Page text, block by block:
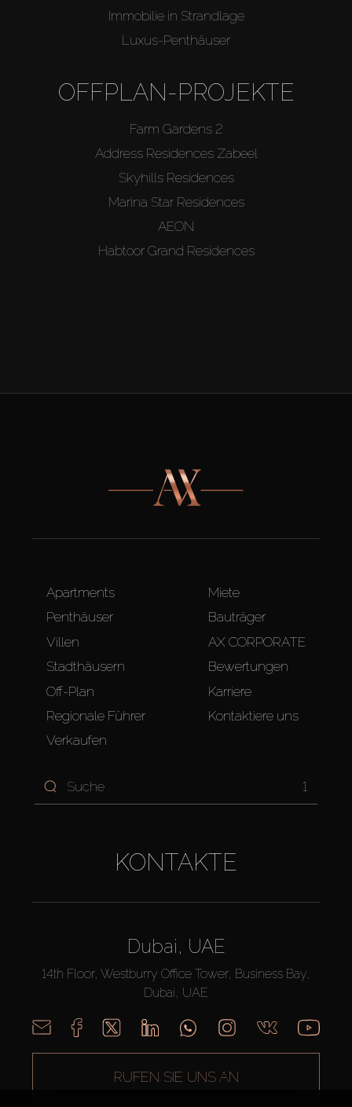
Immobilie in Strandlage
Luxus-Penthäuser
OFFPLAN-PROJEKTE
Farm Gardens 2
Address Residences Zabeel
Skyhills Residences
Marina Star Residences
AEON
Habtoor Grand Residences
Apartments
Penthäuser
Villen
Stadthäusern
Off-Plan
Regionale Führer
Verkaufen
Miete
Bauträger
AX CORPORATE
Bewertungen
Karriere
Kontaktiere uns
1
KONTAKTE
Dubai, UAE
14th Floor, Westburry Office Tower, Business Bay,
Dubai, UAE
RUFEN SIE UNS AN